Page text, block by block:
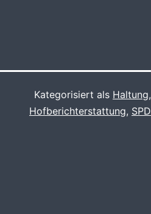
Kategorisiert als Haltung,
Hofberichterstattung, SPD